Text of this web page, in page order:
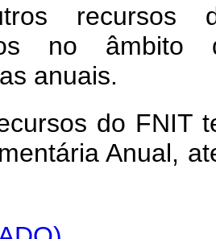
recursos
no
anuais.
do FNIT
Anual,